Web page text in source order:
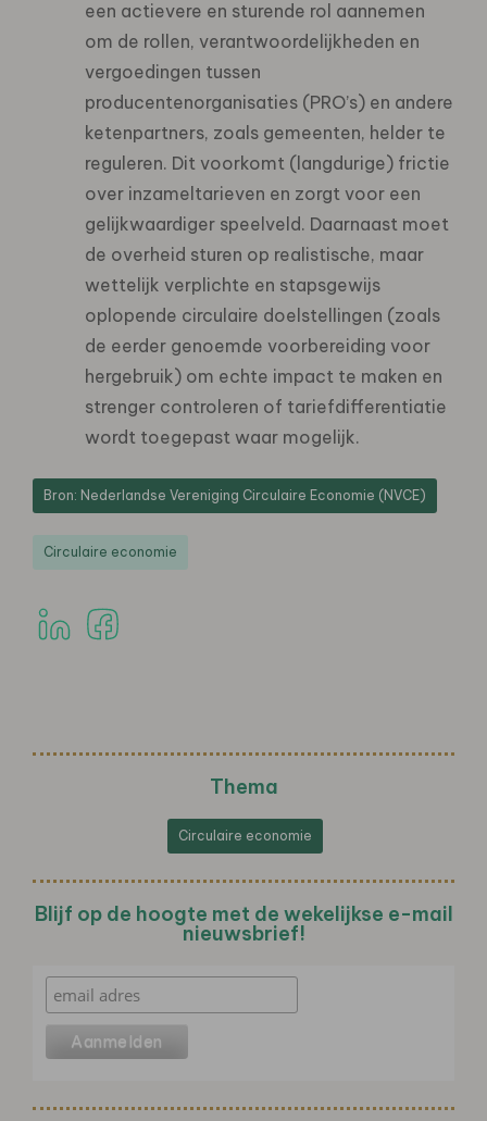
een actievere en sturende rol aannemen
om de rollen, verantwoordelijkheden en
vergoedingen tussen
producentenorganisaties (PRO’s) en andere
ketenpartners, zoals gemeenten, helder te
reguleren. Dit voorkomt (langdurige) frictie
over inzameltarieven en zorgt voor een
gelijkwaardiger speelveld. Daarnaast moet
de overheid sturen op realistische, maar
wettelijk verplichte en stapsgewijs
oplopende circulaire doelstellingen (zoals
de eerder genoemde voorbereiding voor
hergebruik) om echte impact te maken en
strenger controleren of tariefdifferentiatie
wordt toegepast waar mogelijk.
Bron: Nederlandse Vereniging Circulaire Economie (NVCE)
Circulaire economie
Thema
Circulaire economie
Blijf op de hoogte met de wekelijkse e-mail
nieuwsbrief!